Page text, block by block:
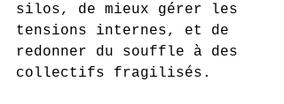
silos, de mieux gérer les
tensions internes, et de
redonner du souffle à des
collectifs fragilisés.